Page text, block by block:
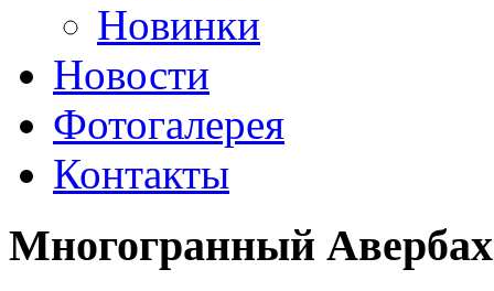
Новинки
Новости
Фотогалерея
Контакты
Многогранный Авербах